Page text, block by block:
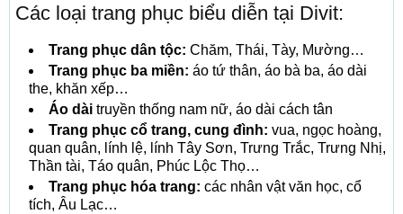
Các loại trang phục biểu diễn tại Divit:
Trang phục dân tộc: Chăm, Thái, Tày, Mường…
Trang phục ba miền: áo tứ thân, áo bà ba, áo dài
the, khăn xếp…
Áo dài truyền thống nam nữ, áo dài cách tân
Trang phục cổ trang, cung đình: vua, ngọc hoàng,
quan quân, lính lệ, lính Tây Sơn, Trưng Trắc, Trưng Nhị,
Thần tài, Táo quân, Phúc Lộc Thọ…
Trang phục hóa trang: các nhân vật văn học, cổ
tích, Âu Lạc…